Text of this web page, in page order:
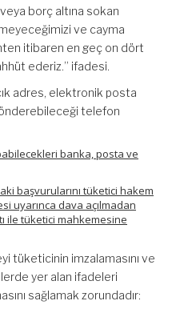
borç altına sokan
ve cayma
itibaren en geç on dört
ederiz.” ifadesi.
adres, elektronik posta
telefon
banka, posta ve
başvurularını tüketici hakem
uyarınca dava açılmadan
ile tüketici mahkemesine
tüketicinin imzalamasını ve
yer alan ifadeleri
sağlamak zorundadır: